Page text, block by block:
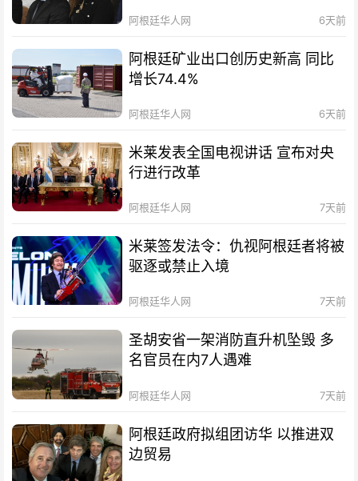
阿根廷华人网 6天前
阿根廷矿业出口创历史新高 同比
增长74.4%
阿根廷华人网 6天前
米莱发表全国电视讲话 宣布对央
行进行改革
阿根廷华人网 7天前
米莱签发法令：仇视阿根廷者将被
驱逐或禁止入境
阿根廷华人网 7天前
圣胡安省一架消防直升机坠毁 多
名官员在内7人遇难
阿根廷华人网 7天前
阿根廷政府拟组团访华 以推进双
边贸易